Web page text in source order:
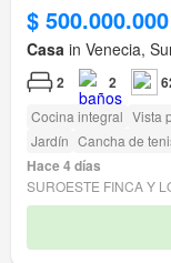
$ 500.000.000
Casa in Venecia,
2 2
Cocina integral Vista
Jardín Cancha de
Hace 4 días
SUROESTE FINCA Y